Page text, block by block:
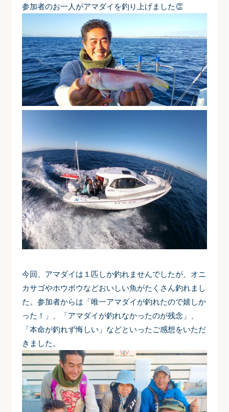
参加者のお一人がアマダイを釣り上げました👏
今回、アマダイは１匹しか釣れませんでしたが、オニ
カサゴやホウボウなどおいしい魚がたくさん釣れまし
た。参加者からは「唯一アマダイが釣れたので嬉しか
った！」、「アマダイが釣れなかったのが残念」、
「本命が釣れず悔しい」などといったご感想をいただ
きました。